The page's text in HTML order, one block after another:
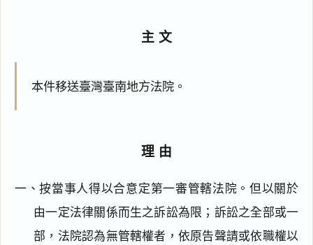
主文
本件移送臺灣臺南地方法院。
理由
一、按當事人得以合意定第一審管轄法院。但以關於
由一定法律關係而生之訴訟為限；訴訟之全部或一
部，法院認為無管轄權者，依原告聲請或依職權以